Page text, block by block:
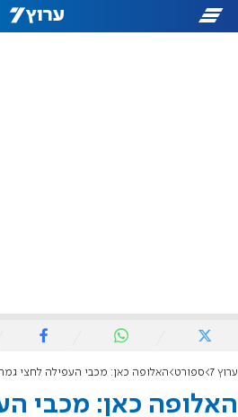
ערוץ 7 ספורט האלופה כאן: מכבי העפילה לחצי
האלופה כאן: מכבי